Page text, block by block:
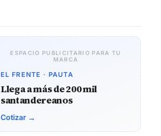
ESPACIO PUBLICITARIO PARA TU
MARCA
EL FRENTE · PAUTA
Llega a más de 200 mil
santandereanos
Cotizar →